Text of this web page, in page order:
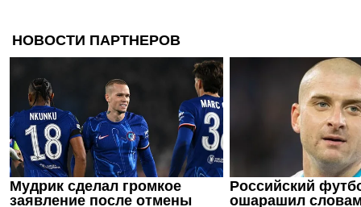
21.05.26 08:15
Эмери:
заслужили
года
21.05.26 00:59
Унаи
ряд с
Жозе